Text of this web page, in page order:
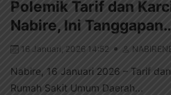
Polemik Tarif dan
Nabire, Ini
16 Januari, 2026 14:52
Nabire, 16 Januari 2026 – Tarif
Rumah Sakit Umum Daerah...